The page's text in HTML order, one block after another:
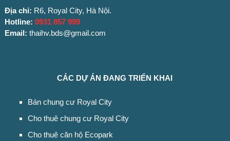
Địa chỉ: R6, Royal City, Hà Nội.
Hotline: 0931 857 999
Email: thaihv.bds@gmail.com
CÁC DỰ ÁN ĐANG TRIỂN KHAI
Bán chung cư Royal City
Cho thuê chung cư Royal City
Cho thuê căn hộ Ecopark